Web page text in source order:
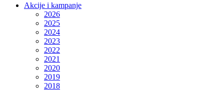
Akcije i kampanje
2026
2025
2024
2023
2022
2021
2020
2019
2018